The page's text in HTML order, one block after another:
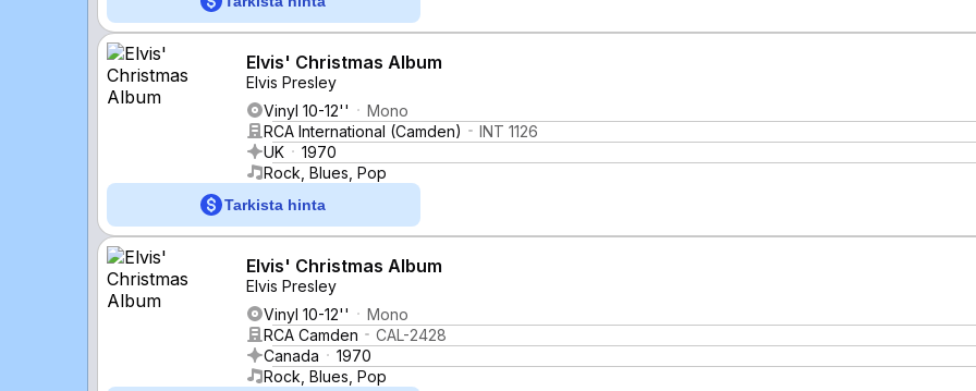
Elvis' Christmas Album
Elvis Presley
Vinyl 10-12''
Mono
RCA International (Camden)
INT 1126
UK
1970
Rock, Blues, Pop
Tarkista hinta
Elvis' Christmas Album
Elvis Presley
Vinyl 10-12''
Mono
RCA Camden
CAL-2428
Canada
1970
Rock, Blues, Pop